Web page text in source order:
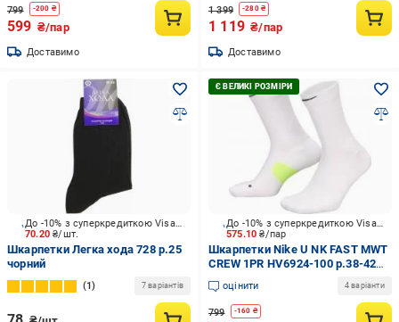
799 -200 ₴
599 ₴/пар
Доставимо
1 399 -280₴
1 119 ₴/пар
Доставимо
70.20₴/шт.
До -10% з суперкредиткою Visa Вигода
Шкарпетки Легка хода 728 р.25
чорний
1 7 варіантів
575.10₴/пар
До -10% з суперкредиткою Visa Вигода
Шкарпетки Nike U NK FAST MWT
CREW 1PR HV6924-100 р.38-42
білий 1 шт.
оцінити 4 варіанти
799 -160 ₴